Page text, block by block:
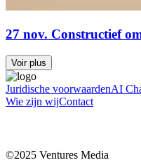
27 nov. Constructief
Voir plus
Juridische voorwaardenAI
Wie zijn wijContact
©2025 Ventures Media